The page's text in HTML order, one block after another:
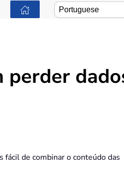
perder
de combinar o conteúdo das